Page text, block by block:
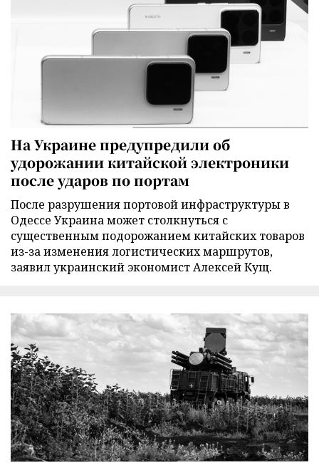
На Украине предупредили об
удорожании китайской электроники
после ударов по портам
После разрушения портовой инфраструктуры в
Одессе Украина может столкнуться с
существенным подорожанием китайских товаров
из-за изменения логистических маршрутов,
заявил украинский экономист Алексей Кущ.